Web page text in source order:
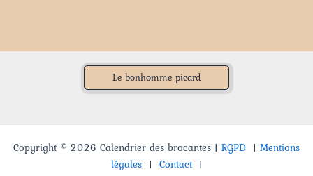
Le bonhomme picard
Copyright © 2026 Calendrier des brocantes | RGPD | Mentions
légales| Contact|